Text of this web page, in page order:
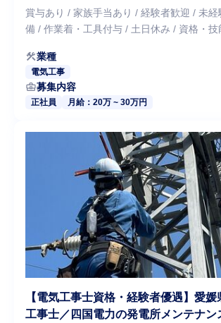
賞与あり / 家族手当あり / 経験者歓迎 / 未
備 / 作業着・工具付与 / 土日休み / 資格・技
construction業種
電気工事
business_center募集内容
正社員 月給：20万 ~ 30万円
【電気工事士資格・経験者優遇】愛
工事士／四国電力の発電所メンテナン